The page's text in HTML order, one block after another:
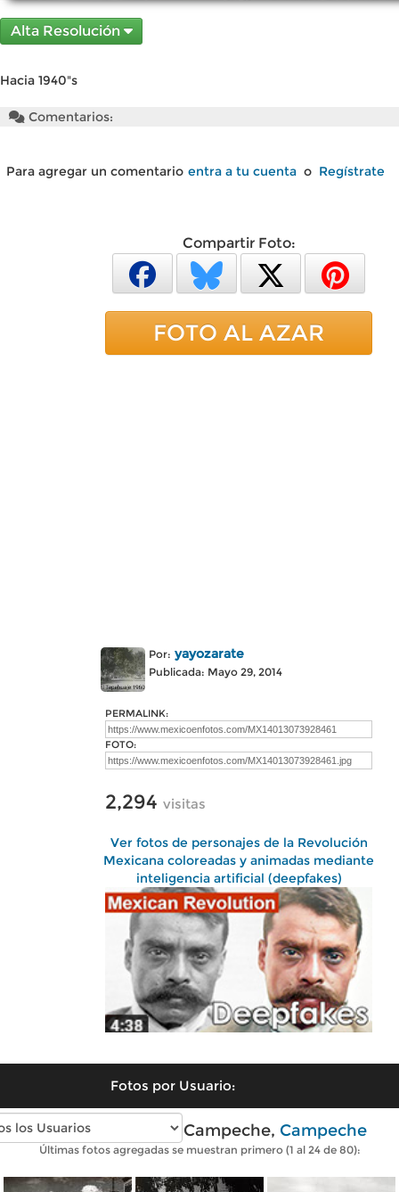
Alta Resolución
Hacia 1940"s
Comentarios:
Para agregar un comentario entra a tu cuenta o Regístrate
Compartir Foto:
FOTO AL AZAR
Por: yayozarate
Publicada: Mayo 29, 2014
PERMALINK:
FOTO:
2,294 visitas
Ver fotos de personajes de la Revolución
Mexicana coloreadas y animadas mediante
inteligencia artificial (deepfakes)
Fotos por Usuario:
Fotos antiguas de Campeche, Campeche
Últimas fotos agregadas se muestran primero (1 al 24 de 80):